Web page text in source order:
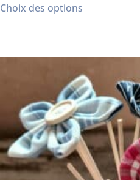
Choix des options